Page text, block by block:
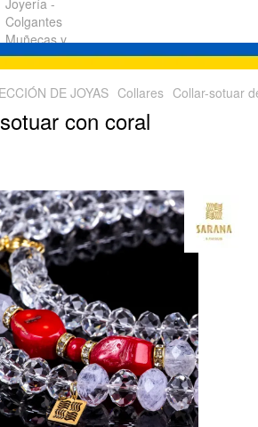
DE JOYAS Collares Collar-sotuar
con coral